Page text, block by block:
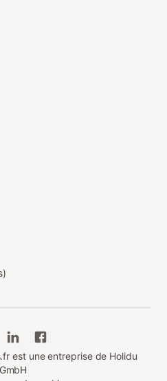
est une entreprise de Holidu
GmbH